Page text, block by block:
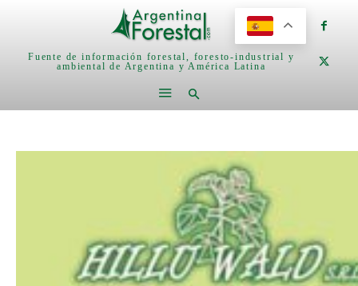
Fuente de información forestal, foresto-industrial y
ambiental de Argentina y América Latina